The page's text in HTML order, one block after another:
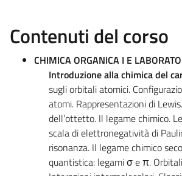
Contenuti del corso
CHIMICA ORGANICA I E
Introduzione alla chimica del
sugli orbitali atomici.
atomi. Rappresentazioni di
dell’ottetto. Il legame chimico.
scala di elettronegatività di
risonanza. Il legame chimico
quantistica: legami σ e π.